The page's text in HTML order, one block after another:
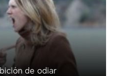
de odiar